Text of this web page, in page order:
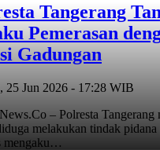
Tangerang
Pemerasan
Gadungan
25 Jun 2026 - 17:28 WIB
– Polresta Tangerang
melakukan tindak pidana
mengaku…